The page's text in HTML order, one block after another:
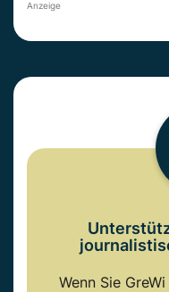
Anzeige
Wenn Sie